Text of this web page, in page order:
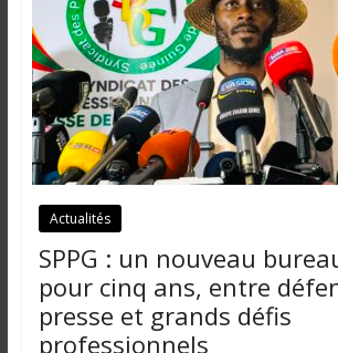
G
Actualités
SPPG : un nouveau
pour cinq ans, entre
presse et grands défis
professionnels